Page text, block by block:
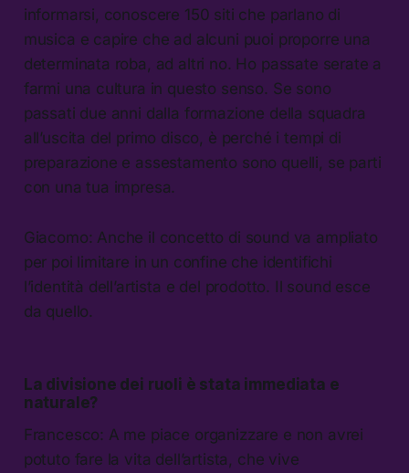
informarsi, conoscere 150 siti che parlano di
musica e capire che ad alcuni puoi proporre una
determinata roba, ad altri no. Ho passate serate a
farmi una cultura in questo senso. Se sono
passati due anni dalla formazione della squadra
all’uscita del primo disco, è perché i tempi di
preparazione e assestamento sono quelli, se parti
con una tua impresa.
Giacomo: Anche il concetto di sound va ampliato
per poi limitare in un confine che identifichi
l’identità dell’artista e del prodotto. Il sound esce
da quello.
La divisione dei ruoli è stata immediata e
naturale?
Francesco: A me piace organizzare e non avrei
potuto fare la vita dell’artista, che vive